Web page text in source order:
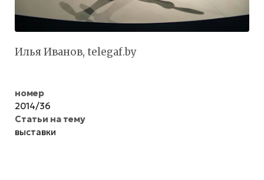
Илья Иванов, telegaf.by
номер
2014/36
Статьи на тему
выставки